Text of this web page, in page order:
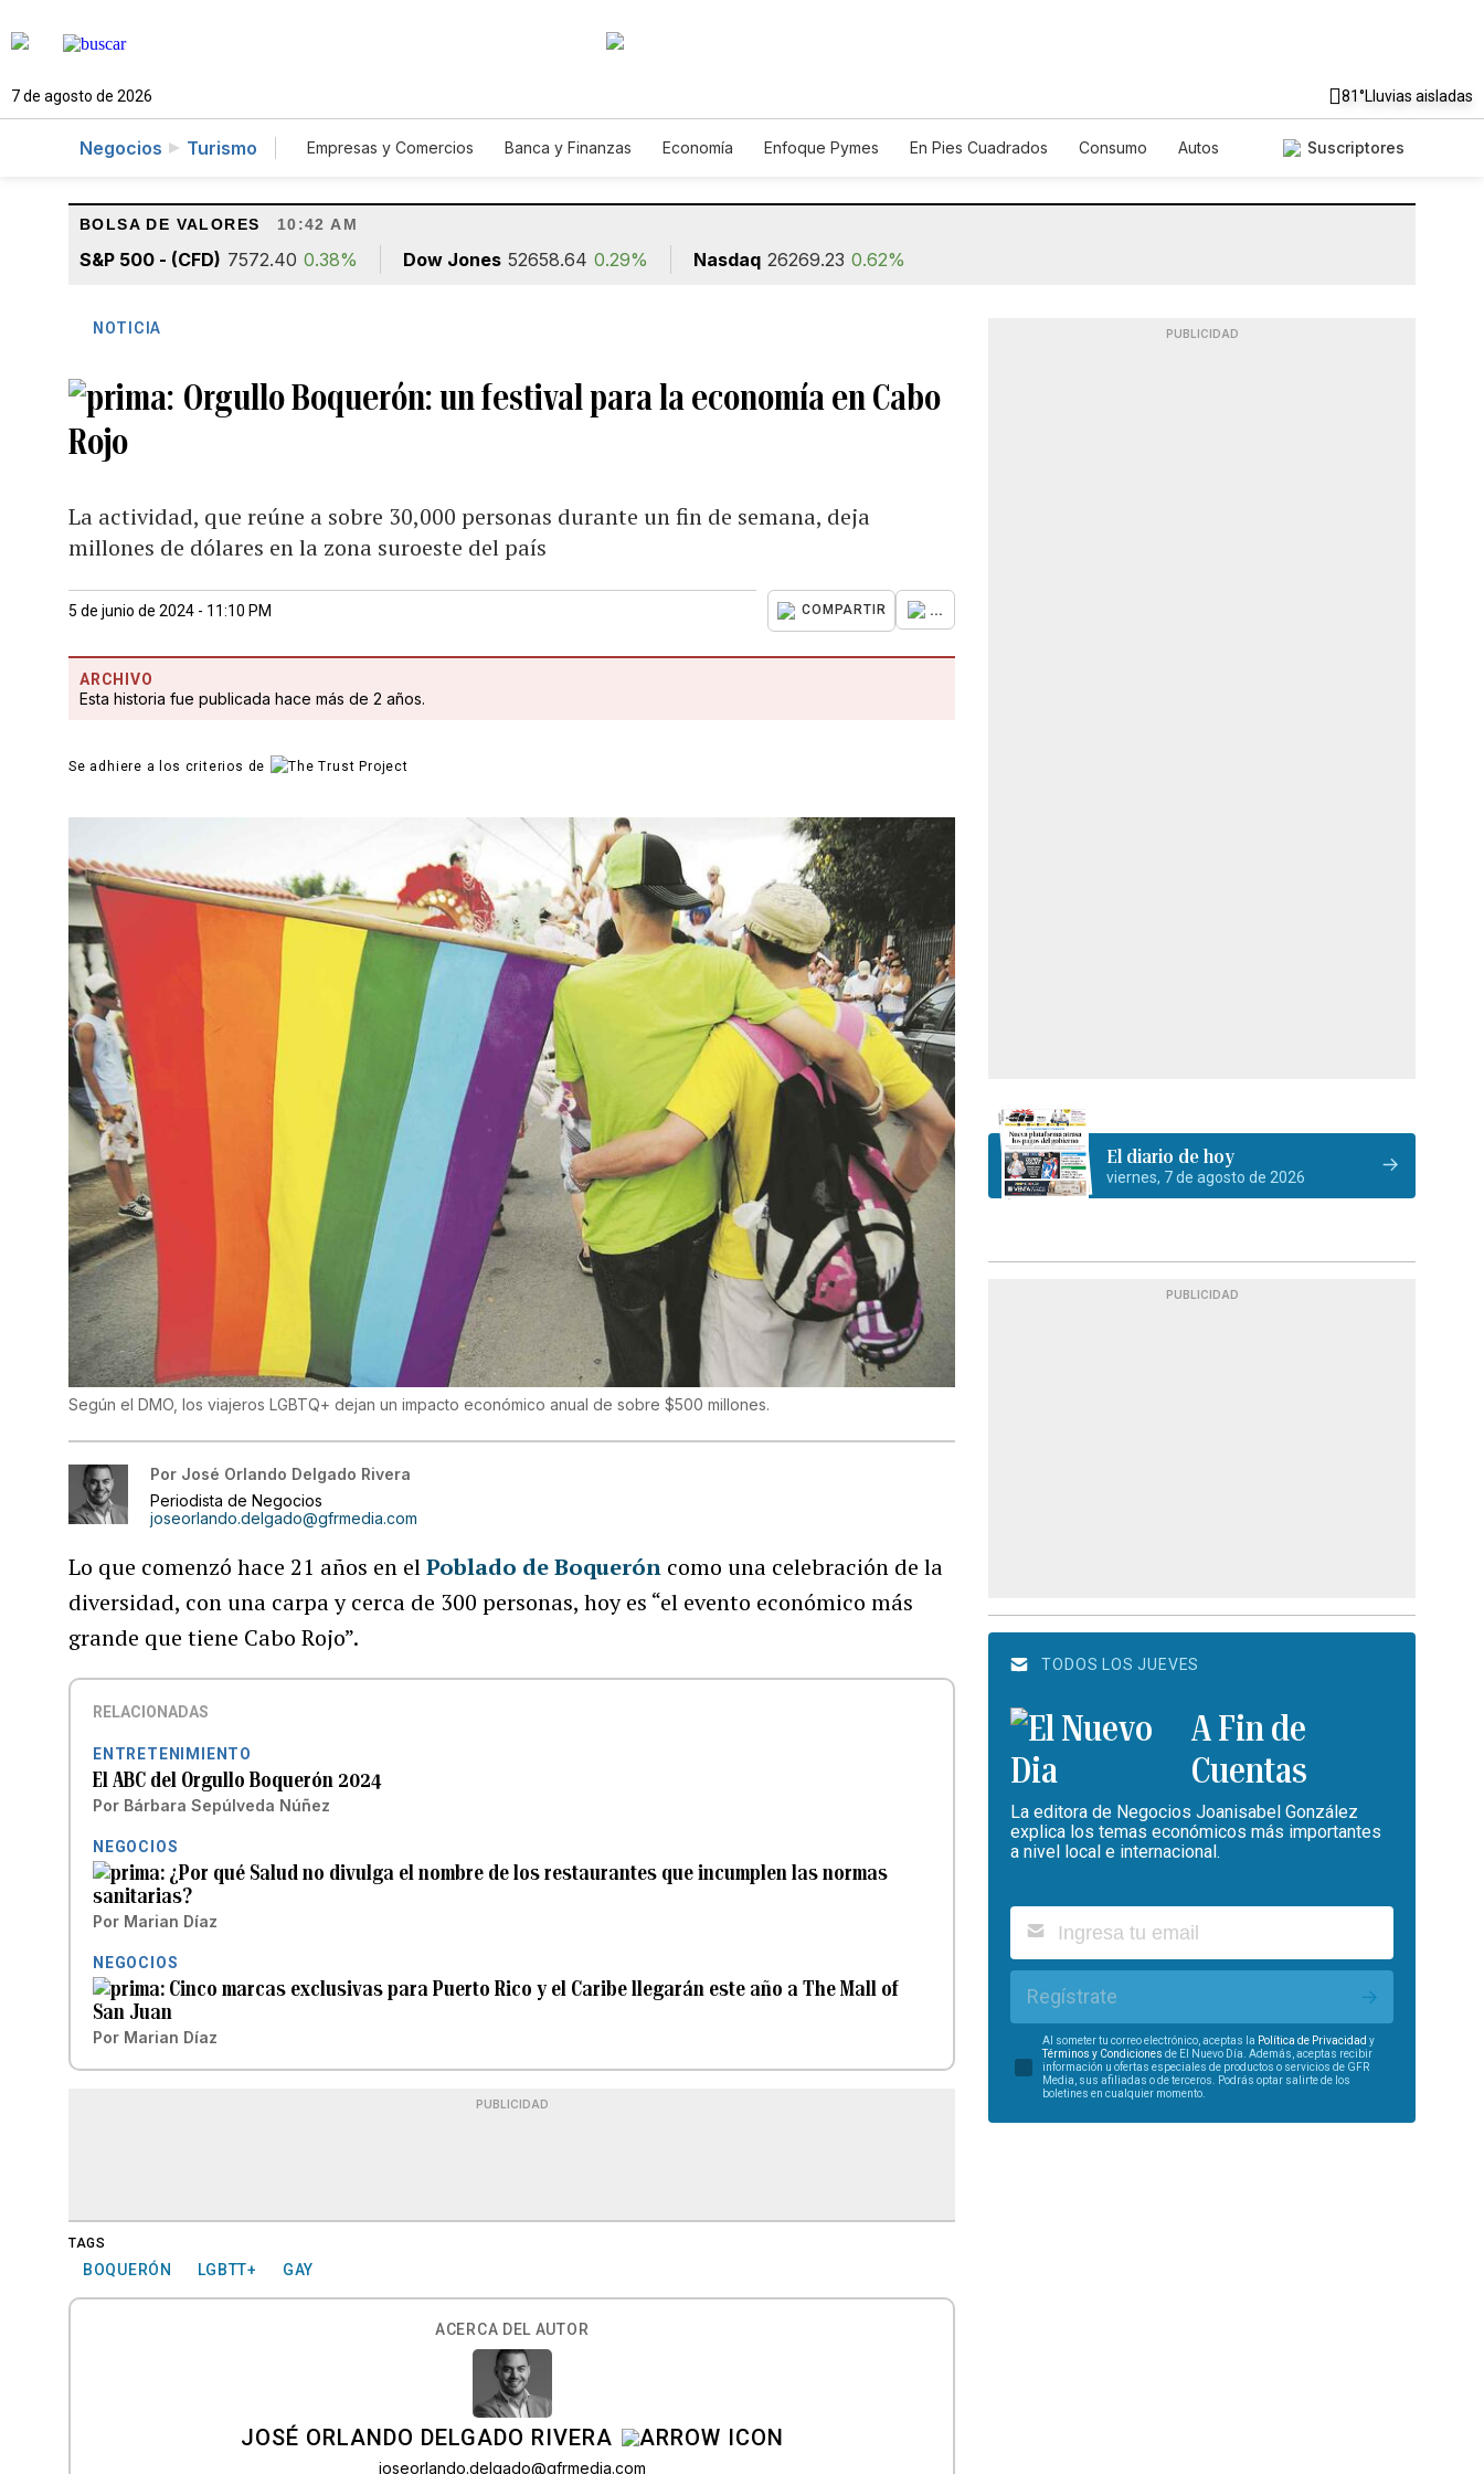
7 de agosto de 2026 81°Lluvias aisladas
Negocios Turismo Empresas y Comercios Banca y Finanzas Economía Enfoque Pymes En Pies Cuadrados Consumo
Autos
Suscriptores
BOLSA DE VALORES 10:42 AM
S&P 500 - (CFD) 7572.40 0.38% Dow Jones 52658.64 0.29% Nasdaq 26269.23 0.62%
NOTICIA
Orgullo Boquerón: un festival para la economía en Cabo
Rojo
La actividad, que reúne a sobre 30,000 personas durante un fin de semana, deja
millones de dólares en la zona suroeste del país
5 de junio de 2024 - 11:10 PM COMPARTIR ...
ARCHIVO
Esta historia fue publicada hace más de 2 años.
Se adhiere a los criterios de
Según el DMO, los viajeros LGBTQ+ dejan un impacto económico anual de sobre $500 millones.
Por José Orlando Delgado Rivera
Periodista de Negocios
joseorlando.delgado@gfrmedia.com
Lo que comenzó hace 21 años en elPoblado de Boquerón como una celebración de la
diversidad, con una carpa y cerca de 300 personas, hoy es “el evento económico más
grande que tiene Cabo Rojo”.
RELACIONADAS
ENTRETENIMIENTO
El ABC del Orgullo Boquerón 2024
Por Bárbara Sepúlveda Núñez
NEGOCIOS
¿Por qué Salud no divulga el nombre de los restaurantes que incumplen las normas
sanitarias?
Por Marian Díaz
NEGOCIOS
Cinco marcas exclusivas para Puerto Rico y el Caribe llegarán este año a The Mall of
San Juan
Por Marian Díaz
PUBLICIDAD
TAGS
BOQUERÓN LGBTT+ GAY
ACERCA DEL AUTOR
JOSÉ ORLANDO DELGADO RIVERA
joseorlando.delgado@gfrmedia.com
PUBLICIDAD
El diario de hoy
viernes, 7 de agosto de 2026
PUBLICIDAD
TODOS LOS JUEVES
A Fin de
Cuentas
La editora de Negocios Joanisabel González
explica los temas económicos más importantes
a nivel local e internacional.
Regístrate
Al someter tu correo electrónico, aceptas la Política de Privacidad y
Términos y Condiciones de El Nuevo Día. Además, aceptas recibir
información u ofertas especiales de productos o servicios de GFR
Media, sus afiliadas o de terceros. Podrás optar salirte de los
boletines en cualquier momento.